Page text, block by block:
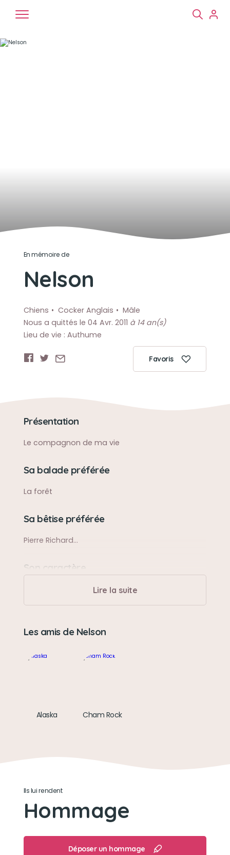
En mémoire de
Nelson
Chiens Cocker Anglais
Mâle
Nous a quittés le 04 Avr. 2011 à 14 an(s)
Lieu de vie : Authume
Favoris
Présentation
Le compagnon de ma vie
Sa balade préférée
La forêt
Sa bêtise préférée
Pierre Richard...
Son caractère
Ceux pour chats
Lire la suite
Les amis de Nelson
Alaska Cham Rock
Ils lui rendent
Hommage
Déposer un hommage